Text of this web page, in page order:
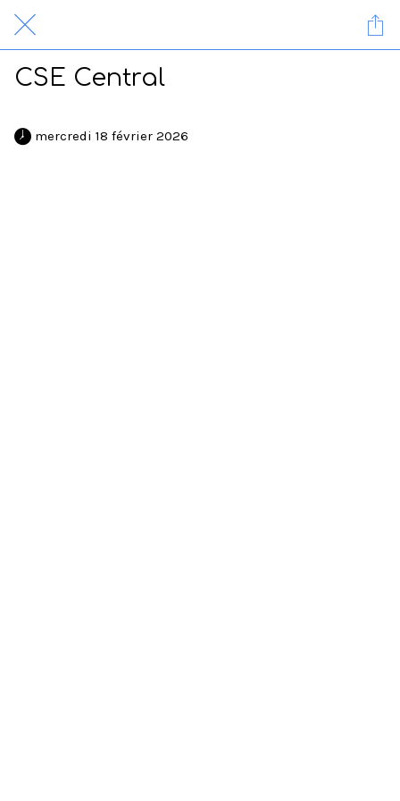
CSE Central
mercredi 18 février 2026